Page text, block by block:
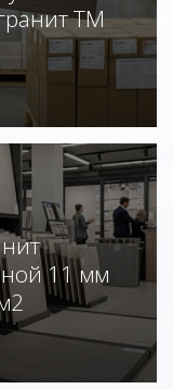
ТМ
11 мм